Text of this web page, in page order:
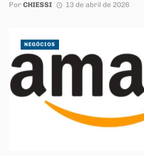
Por CHIESSI 13 de abril de 2026
NEGÓCIOS